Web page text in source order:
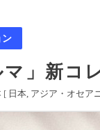
ン
マ」新コ
[ 日本 アジア・オセア